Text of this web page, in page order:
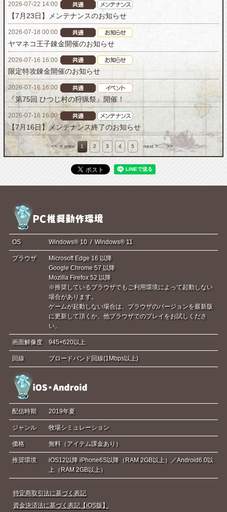
2026-07-22 14:00
【7月23日】メンテナンスのお知らせ
2026-07-18 00:00
ヤマネコ王子錬金開催のお知らせ
2026-07-16 16:00
限定特攻錬金開催のお知らせ
2026-07-16 16:00
『第75回 ひつじ村の狩猟祭』開催！
2026-07-16 16:00
【7月16日】メンテナンス終了のお知らせ
<< < prev 1 2 3 4 5 next > >>
OS Windows® 10 / Windows® 11
ブラウザ
Microsoft Edge 16 以降
Google Chrome 57 以降
Mozilla Firefox 52 以降
※推奨しているブラウザでもご利用環境によって起動しない
場合があります。
ゲームが起動しない場合は、ブラウザのバージョンを最新版
に更新して頂くか、他ブラウザでのプレイをお試しくださ
い。
画面解像度 945×620以上
回線 ブロードバンド回線(1Mbps以上)
配信時期 2019年夏
ジャンル 牧場シミュレーション
価格 無料（アイテム課金あり）
推奨環境
iOS12以降 iPhone6S以降（RAM 2GB以上）／Android6.0以
上（RAM 2GB以上）
特定商取引法に基づく表記
資金決済法に基づく表記【iOS版】